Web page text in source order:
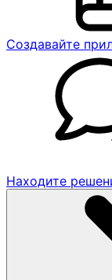
Создавайте
Находите